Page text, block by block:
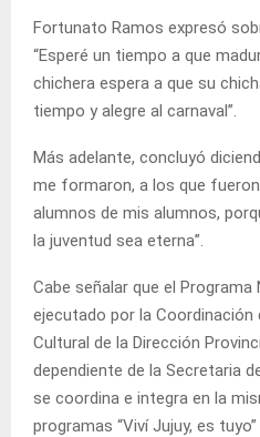
Fortunato Ramos expresó
“Esperé un tiempo a que
chichera espera a que su
tiempo y alegre al carnaval”.
Más adelante, concluyó
me formaron, a los que
alumnos de mis alumnos,
la juventud sea eterna”.
Cabe señalar que el
ejecutado por la Coordinación
Cultural de la Dirección
dependiente de la Secretaria
se coordina e integra en la
programas “Viví Jujuy, es